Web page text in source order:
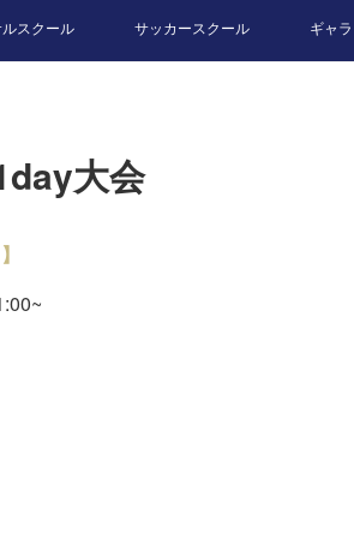
スクール サッカースクール ギャ
大会